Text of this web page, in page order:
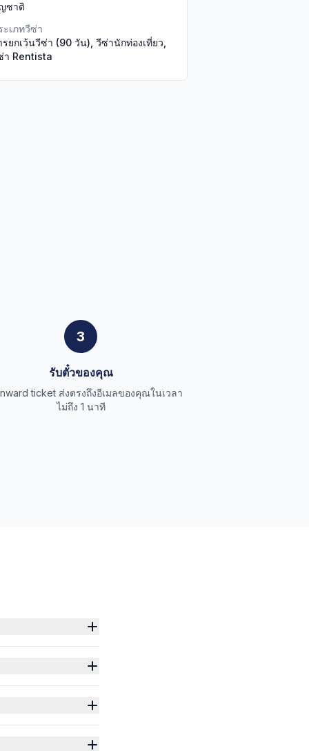
ชาติ
ะเภทวีซ่า
รยกเว้นวีซ่า (90 วัน), วีซ่านักท่องเที่ยว,
า Rentista
3
รับตั๋วของคุณ
ticket ส่งตรงถึงอีเมลของคุณในเวลา
ไม่ถึง 1 นาที